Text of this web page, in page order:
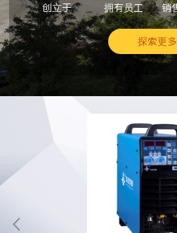
创立于 拥有员工 销
探索更多
